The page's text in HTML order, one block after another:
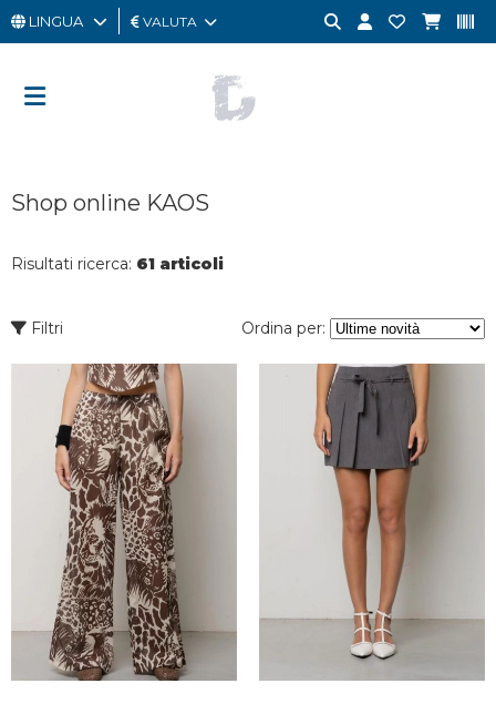
UOMO
CARD
LINGUA VALUTA
Shop online KAOS
Risultati ricerca: 61 articoli
Filtri Ordina per: